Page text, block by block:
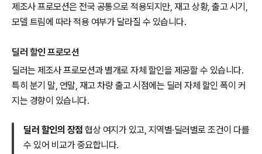
제조사 프로모션은 전국 공통으로 적용되지만, 재고 상황, 출고 시기,
모델 트림에 따라 적용 여부가 달라질 수 있습니다.
딜러 할인 프로모션
딜러는 제조사 프로모션과 별개로 자체 할인을 제공할 수 있습니다.
특히 분기 말, 연말, 재고 차량 출고 시점에는 딜러 자체 할인 폭이 커
지는 경향이 있습니다.
딜러 할인의 장점 협상 여지가 있고, 지역별·딜러별로 조건이 다를
수 있어 비교가 중요합니다.